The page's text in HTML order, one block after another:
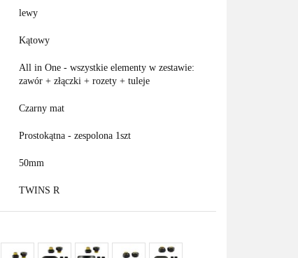
lewy
Kątowy
All in One - wszystkie elementy w zestawie:
zawór + złączki + rozety + tuleje
Czarny mat
Prostokątna - zespolona 1szt
50mm
TWINS R